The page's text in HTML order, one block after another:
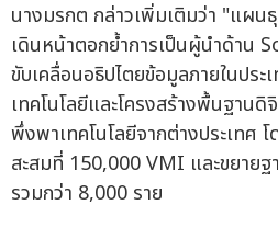
นางมรกต กล่าวเพิ่มเติมว่า "แผน
เดินหน้าตอกย้ำการเป็นผู้นำด้าน
ขับเคลื่อนอธิปไตยข้อมูลภายในปร
เทคโนโลยีและโครงสร้างพื้นฐาน
พึ่งพาเทคโนโลยีจากต่างประเทศ
สะสมที่ 150,000 VMI และขยายฐ
รวมกว่า 8,000 ราย